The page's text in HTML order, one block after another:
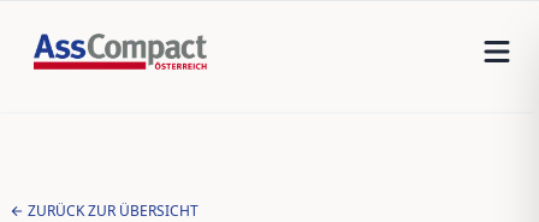
ZURÜCK ZUR ÜBERSICHT